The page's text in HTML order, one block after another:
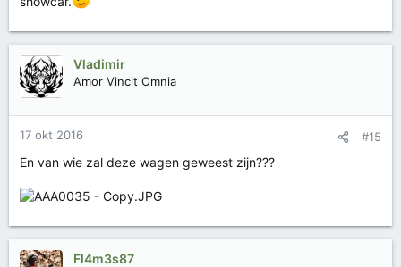
Vladimir
Amor Vincit Omnia
17 okt 2016 #15
En van wie zal deze wagen geweest zijn???
Fl4m3s87